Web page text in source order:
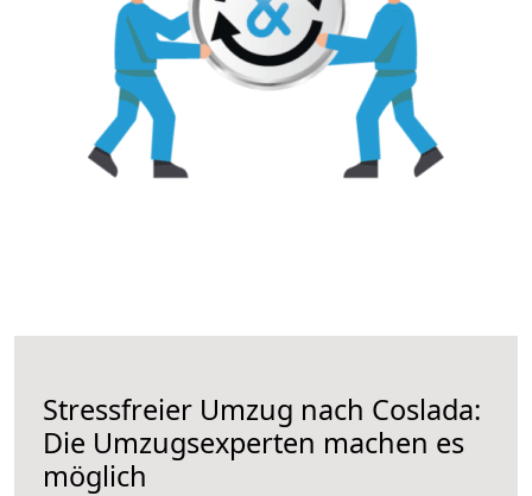
Stressfreier Umzug nach Coslada:
Die Umzugsexperten machen es
möglich